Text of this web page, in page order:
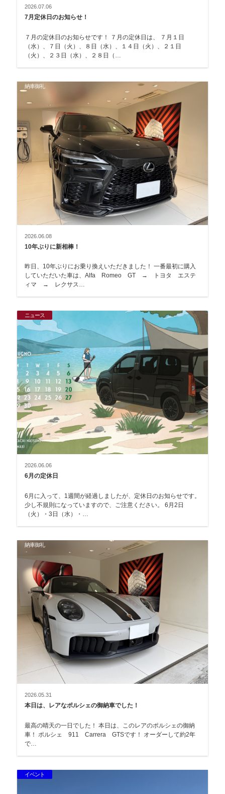
2026.07.06
7月定休日のお知らせ！
７月の定休日のお知らせです！ ７月の定休日は、 ７月１日
（水）、７日（火）、８日（水）、１４日（火）、２１日
（火）、２３日（水）、２８日（…
納車御礼
2026.06.08
10年ぶりに新相棒！
昨日、10年ぶりにお乗り換えいただきました！ 一番最初に購入
していただいた車は、Alfa Romeo GT → トヨタ エステ
ィマ → レクサス…
ニュース
2026.06.06
6月の定休日
6月に入って、1週間が経過しましたが、定休日のお知らせです。
少し不規則になっていますので、ご注意ください。 6月2日
（火）・3日（水）・…
納車御礼
2026.05.31
本日は、レアなポルシェの御納車でした！
最高の晴天の一日でした！ 本日は、このレアのポルシェの御納
車！ ポルシェ 911 Carrera GTSです！ オーダーして約2年
で…
イベント